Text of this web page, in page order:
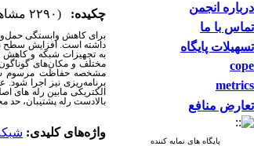
درباره انجمن
تماس با ما
تسهیلات پایگاه
cope
metrics
تعارض منافع
پایگاه های نمایه کننده
چکیده: (۲۲۹۰ مشاهده)
برای کاهش وابستگی
داشته است. افزایش سطح
به تجهیزات شبکه و کاهش
مختلف و مکان‌های
مشخصه حفاظت مرسوم
برنامه‌ریزی نیز اجرا
بالادست رله پشتیبان، حد مجاز حرارتی
واژه‌های کلیدی: